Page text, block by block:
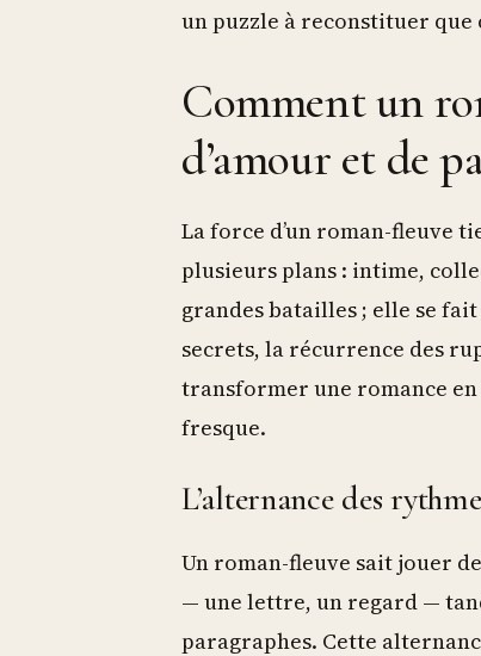
un puzzle à reconstituer que
Comment un
d’amour et de
La force d’un roman-fleuve
plusieurs plans : intime,
grandes batailles ; elle se
secrets, la récurrence des
transformer une romance en
fresque.
L’alternance des
Un roman-fleuve sait jouer
— une lettre, un regard —
paragraphes. Cette